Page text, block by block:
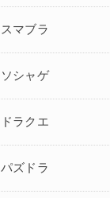
スマブラ
ソシャゲ
ドラクエ
パズドラ